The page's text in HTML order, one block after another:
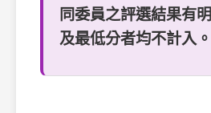
同委員之評選結果有
及最低分者均不計入